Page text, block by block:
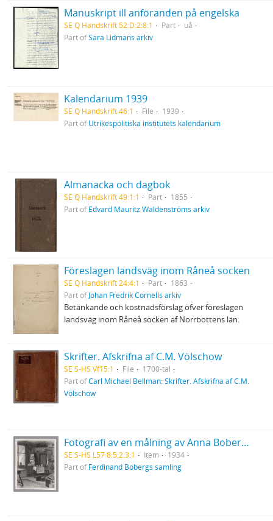
Manuskript ill anföranden på engelska
SE Q Handskrift 52:D:2:8:1 Part
uå
Part ofSara Lidmans arkiv
Kalendarium 1939
SE Q Handskrift 46:1 File
1939
Part ofUtrikespolitiska institutets kalendarium
Almanacka och dagbok
SE Q Handskrift 49:1:1 Part
1855
Part ofEdvard Mauritz Waldenströms arkiv
Föreslagen landsväg inom Råneå socken
SE Q Handskrift 24:4:1 Part
1863
Part ofJohan Fredrik Cornells arkiv
Betänkande och kostnadsförslag öfver föreslagen
landsväg inom Råneå socken af Norrbottens län.
Skrifter. Afskrifna af C.M. Völschow
SE S-HS Vf15:1 File
1700-tal
Part ofCarl Michael Bellman: Skrifter. Afskrifna af C.M.
Völschow
Fotografi av en målning av Anna Boberg från 1934 föreställande en interiör från en stuga i Solvaer, Lofoten
SE S-HS L57:8:5:2:3:1 Item
1934
Part ofFerdinand Bobergs samling